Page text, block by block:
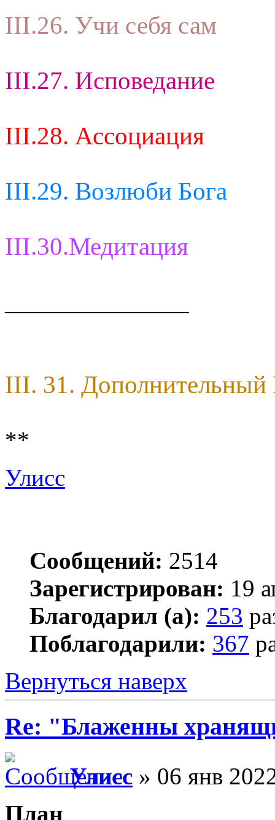
III.26. Учи себя сам
III.27. Исповедание
III.28. Ассоциация
III.29. Возлюби Бога
III.30.Медитация
III. 31.
**
Улисс
Сообщений: 2514
Зарегистрирован: 19
Благодарил (а): 253
Поблагодарили: 367
Вернуться наверх
Re: "Блаженны
Улисс » 06 янв
План